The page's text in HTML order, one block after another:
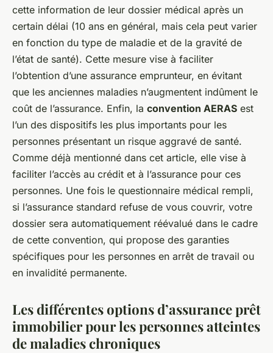
cette information de leur dossier médical après un
certain délai (10 ans en général, mais cela peut varier
en fonction du type de maladie et de la gravité de
l’état de santé). Cette mesure vise à faciliter
l’obtention d’une assurance emprunteur, en évitant
que les anciennes maladies n’augmentent indûment le
coût de l’assurance. Enfin, la convention AERAS est
l’un des dispositifs les plus importants pour les
personnes présentant un risque aggravé de santé.
Comme déjà mentionné dans cet article, elle vise à
faciliter l’accès au crédit et à l’assurance pour ces
personnes. Une fois le questionnaire médical rempli,
si l’assurance standard refuse de vous couvrir, votre
dossier sera automatiquement réévalué dans le cadre
de cette convention, qui propose des garanties
spécifiques pour les personnes en arrêt de travail ou
en invalidité permanente.
Les différentes options d’assurance prêt
immobilier pour les personnes atteintes
de maladies chroniques